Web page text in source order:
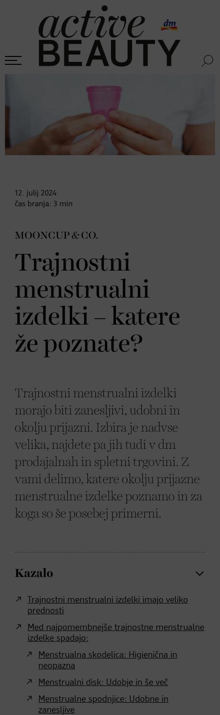
12. julij 2024
čas branja: 3 min
MOONCUP & CO.
Trajnostni
menstrualni
izdelki – katere
že poznate?
Trajnostni menstrualni izdelki
morajo biti zanesljivi, udobni in
okolju prijazni. Izbira je nadvse
velika, najdete pa jih tudi v dm
prodajalnah in spletni trgovini. Z
vami delimo, katere okolju prijazne
menstrualne izdelke poznamo in za
koga so še posebej primerni.
Kazalo
Trajnostni menstrualni izdelki imajo veliko
prednosti
Med najpomembnejše trajnostne menstrualne
izdelke spadajo:
Menstrualna skodelica: Higienična in
neopazna
Menstrualni disk: Udobje in še več
Menstrualne spodnjice: Udobne in
zanesljive